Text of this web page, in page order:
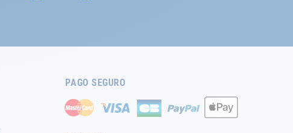
PAGO SEGURO